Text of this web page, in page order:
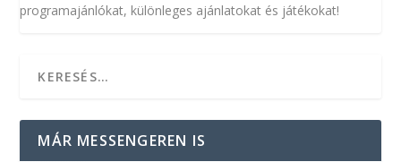
programajánlókat, különleges ajánlatokat és játékokat!
MÁR MESSENGEREN IS